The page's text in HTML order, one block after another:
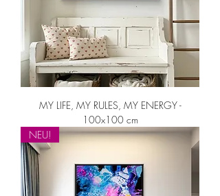
MY LIFE, MY RULES, MY ENERGY -
100x100 cm
NEU!